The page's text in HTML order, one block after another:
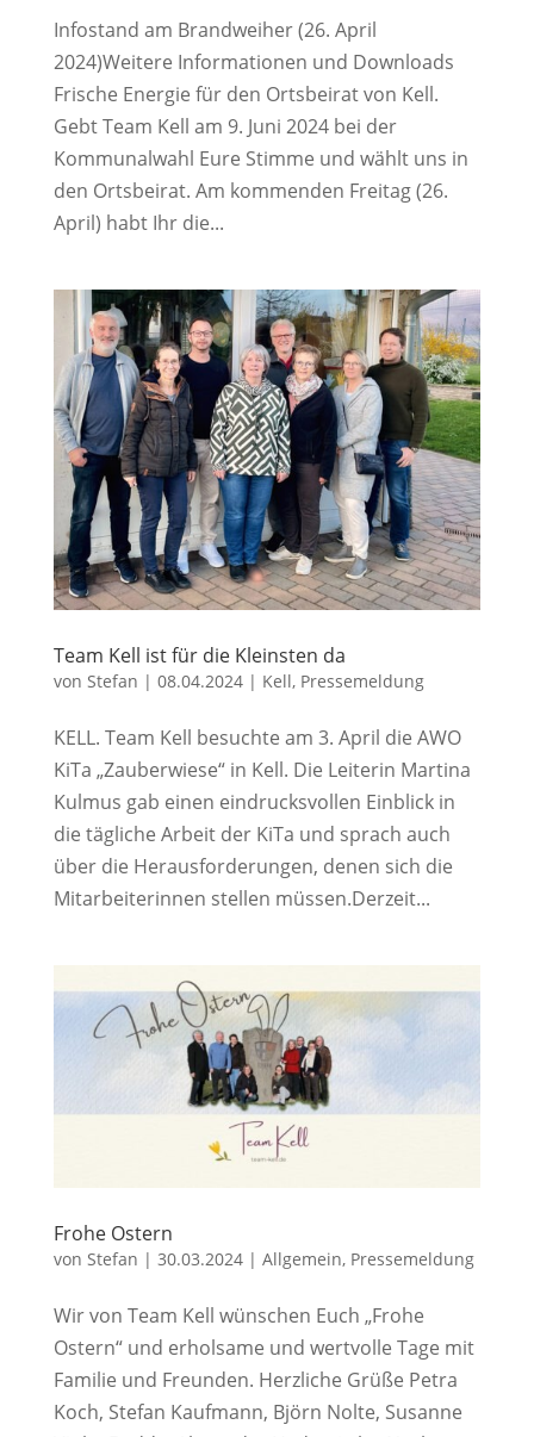
Infostand am Brandweiher (26. April
2024)Weitere Informationen und Downloads
Frische Energie für den Ortsbeirat von Kell.
Gebt Team Kell am 9. Juni 2024 bei der
Kommunalwahl Eure Stimme und wählt uns in
den Ortsbeirat. Am kommenden Freitag (26.
April) habt Ihr die...
Team Kell ist für die Kleinsten da
von Stefan | 08.04.2024| Kell, Pressemeldung
KELL. Team Kell besuchte am 3. April die AWO
KiTa „Zauberwiese“ in Kell. Die Leiterin Martina
Kulmus gab einen eindrucksvollen Einblick in
die tägliche Arbeit der KiTa und sprach auch
über die Herausforderungen, denen sich die
Mitarbeiterinnen stellen müssen.Derzeit...
Frohe Ostern
von Stefan | 30.03.2024| Allgemein, Pressemeldung
Wir von Team Kell wünschen Euch „Frohe
Ostern“ und erholsame und wertvolle Tage mit
Familie und Freunden. Herzliche Grüße Petra
Koch, Stefan Kaufmann, Björn Nolte, Susanne